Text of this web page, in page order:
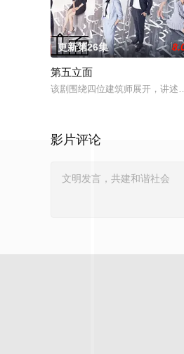
更新第26集
第五立面
该剧围绕四位建筑师展开，讲述
影片评论